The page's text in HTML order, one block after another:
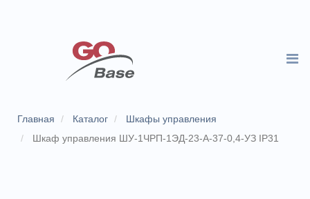
Главная Каталог
Шкафы управления
Шкаф управления ШУ-1ЧРП-1ЭД-23-А-37-0,4-УЗ IP31